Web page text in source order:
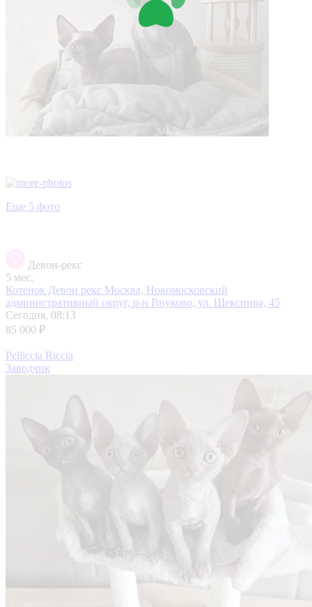
Еще 5 фото
Девон-рекс
5 мес.
Котенок Девон рекс Москва, Новомосковский
административный округ, р-н Внуково, ул. Шекспира, 45
Сегодня, 08:13
85 000 ₽
Pelliccia Riccia
Заводчик